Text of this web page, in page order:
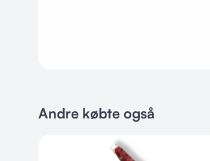
Andre købte også